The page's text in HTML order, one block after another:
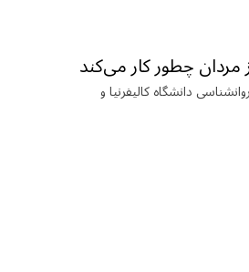
مردان چطور کار می‌کند
دانشگاه کالیفرنیا و